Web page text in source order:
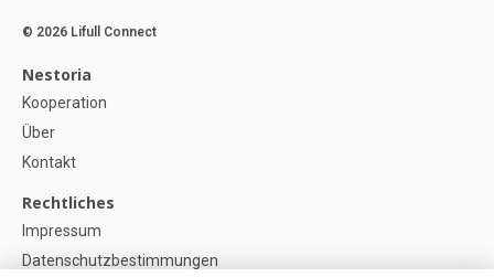
© 2026 Lifull Connect
Nestoria
Kooperation
Über
Kontakt
Rechtliches
Impressum
Datenschutzbestimmungen